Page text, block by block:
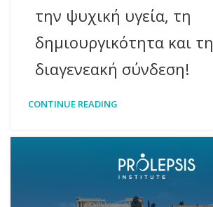
την ψυχική υγεία, τη
δημιουργικότητα και τη
διαγενεακή σύνδεση!
CONTINUE READING